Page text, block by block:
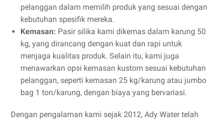
pelanggan dalam memilih produk yang sesuai dengan
kebutuhan spesifik mereka.
Kemasan: Pasir silika kami dikemas dalam karung 50
kg, yang dirancang dengan kuat dan rapi untuk
menjaga kualitas produk. Selain itu, kami juga
menawarkan opsi kemasan kustom sesuai kebutuhan
pelanggan, seperti kemasan 25 kg/karung atau jumbo
bag 1 ton/karung, dengan biaya yang bervariasi.
Dengan pengalaman kami sejak 2012, Ady Water telah